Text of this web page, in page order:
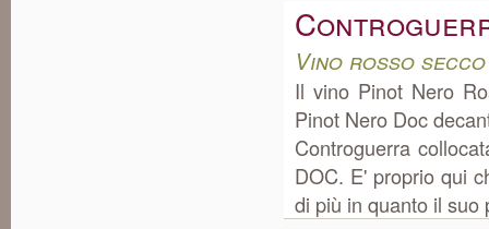
Vino rosso
Il vino Pinot Nero
Pinot Nero Doc
Controguerra
DOC. E' proprio qui
di più in quanto il suo